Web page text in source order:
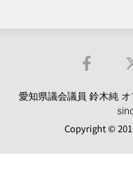
愛知県議会議員 鈴木純
Copyright ©